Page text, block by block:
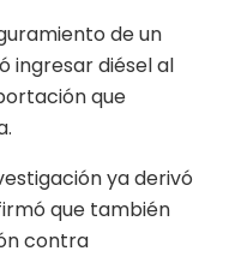
de un
ingresar diésel al
que
ya derivó
que también
contra